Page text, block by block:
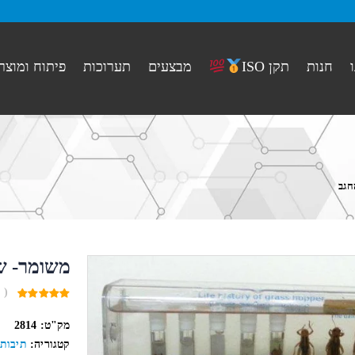
חנות תקן ISO מבצעים תערוכות פיתוח
משומר-
out
of
5
(
מק"ט: 2814
קטגוריה: